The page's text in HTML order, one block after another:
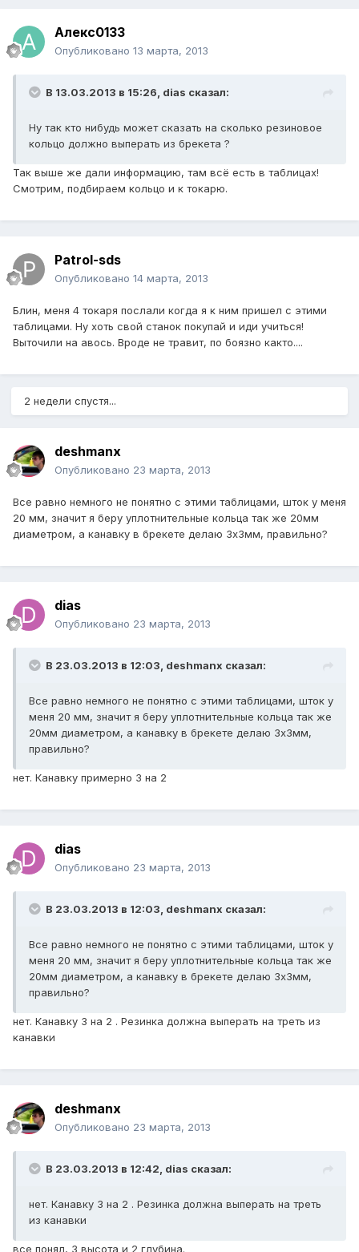
Алекс0133
Опубликовано 13 марта, 2013
В 13.03.2013 в 15:26, dias сказал:
Ну так кто нибудь может сказать на сколько резиновое
кольцо должно выперать из брекета ?
Так выше же дали информацию, там всё есть в таблицах!
Смотрим, подбираем кольцо и к токарю.
Patrol-sds
Опубликовано 14 марта, 2013
Блин, меня 4 токаря послали когда я к ним пришел с этими
таблицами. Ну хоть свой станок покупай и иди учиться!
Выточили на авось. Вроде не травит, по боязно както....
2 недели спустя...
deshmanx
Опубликовано 23 марта, 2013
Все равно немного не понятно с этими таблицами, шток у меня
20 мм, значит я беру уплотнительные кольца так же 20мм
диаметром, а канавку в брекете делаю 3х3мм, правильно?
dias
Опубликовано 23 марта, 2013
В 23.03.2013 в 12:03, deshmanx сказал:
Все равно немного не понятно с этими таблицами, шток у
меня 20 мм, значит я беру уплотнительные кольца так же
20мм диаметром, а канавку в брекете делаю 3х3мм,
правильно?
нет. Канавку примерно 3 на 2
dias
Опубликовано 23 марта, 2013
В 23.03.2013 в 12:03, deshmanx сказал:
Все равно немного не понятно с этими таблицами, шток у
меня 20 мм, значит я беру уплотнительные кольца так же
20мм диаметром, а канавку в брекете делаю 3х3мм,
правильно?
нет. Канавку 3 на 2 . Резинка должна выперать на треть из
канавки
deshmanx
Опубликовано 23 марта, 2013
В 23.03.2013 в 12:42, dias сказал:
нет. Канавку 3 на 2 . Резинка должна выперать на треть
из канавки
все понял, 3 высота и 2 глубина.